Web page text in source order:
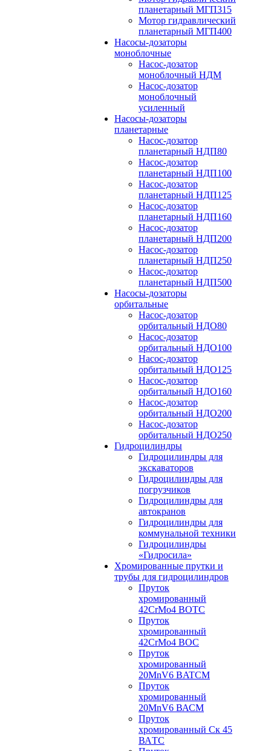
планетарный МГП315
Мотор гидравлический
планетарный МГП400
Насосы-дозаторы
моноблочные
Насос-дозатор
моноблочный НДМ
Насос-дозатор
моноблочный
усиленный
Насосы-дозаторы
планетарные
Насос-дозатор
планетарный НДП80
Насос-дозатор
планетарный НДП100
Насос-дозатор
планетарный НДП125
Насос-дозатор
планетарный НДП160
Насос-дозатор
планетарный НДП200
Насос-дозатор
планетарный НДП250
Насос-дозатор
планетарный НДП500
Насосы-дозаторы
орбитальные
Насос-дозатор
орбитальный НДО80
Насос-дозатор
орбитальный НДО100
Насос-дозатор
орбитальный НДО125
Насос-дозатор
орбитальный НДО160
Насос-дозатор
орбитальный НДО200
Насос-дозатор
орбитальный НДО250
Гидроцилиндры
Гидроцилиндры для
экскаваторов
Гидроцилиндры для
погрузчиков
Гидроцилиндры для
автокранов
Гидроцилиндры для
коммунальной техники
Гидроцилиндры
«Гидросила»
Хромированные прутки и
трубы для гидроцилиндров
Пруток
хромированный
42CrMo4 BOTC
Пруток
хромированный
42CrMo4 BOC
Пруток
хромированный
20MnV6 BATCM
Пруток
хромированный
20MnV6 ВАСM
Пруток
хромированный Ск 45
ВАTС